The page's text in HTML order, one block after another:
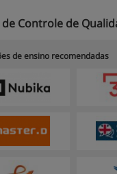
Controle de
de ensino recomendadas